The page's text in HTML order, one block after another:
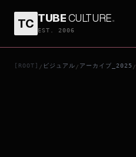
TC TUBECULTURE.
EST. 2006
[ROOT] / ビジュアル / アーカイブ_2025 /
悪魔祓い株式会社